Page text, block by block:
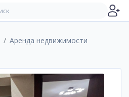
Аренда недвижимости